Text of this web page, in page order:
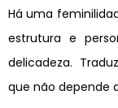
Há uma
estrutura e
delicadeza.
que não depende